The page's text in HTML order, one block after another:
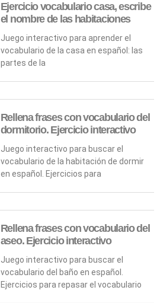
Ejercicio vocabulario casa, escribe
el nombre de las habitaciones
Juego interactivo para aprender el
vocabulario de la casa en español: las
partes de la
Rellena frases con vocabulario del
dormitorio. Ejercicio interactivo
Juego interactivo para buscar el
vocabulario de la habitación de dormir
en español. Ejercicios para
Rellena frases con vocabulario del
aseo. Ejercicio interactivo
Juego interactivo para buscar el
vocabulario del baño en español.
Ejercicios para repasar el vocabulario